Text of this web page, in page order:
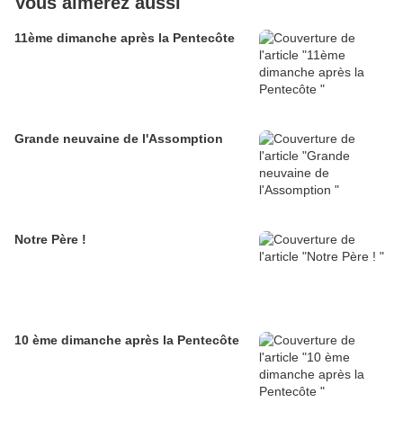
11ème dimanche après la Pentecôte
Grande neuvaine de l'Assomption
Notre Père !
10 ème dimanche après la Pentecôte